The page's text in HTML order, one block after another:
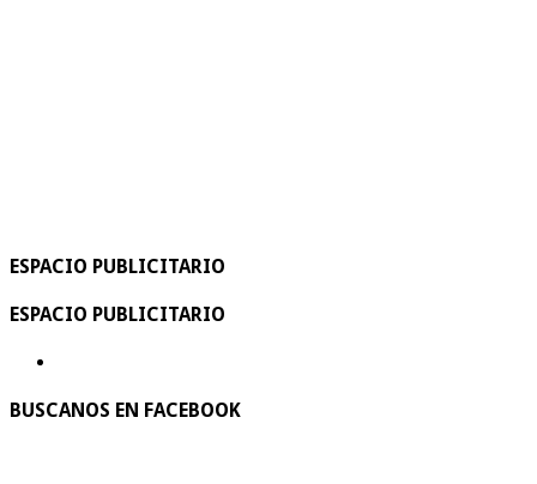
ESPACIO PUBLICITARIO
ESPACIO PUBLICITARIO
BUSCANOS EN FACEBOOK